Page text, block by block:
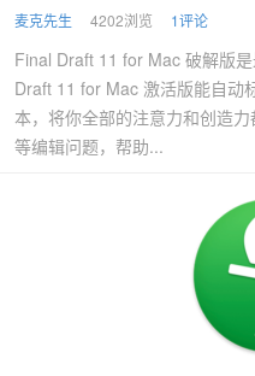
麦克先生 4202浏览 1评论
Final Draft 11 for Mac 破解版
Draft 11 for Mac 激活版能自动
本，将你全部的注意力和创造
等编辑问题，帮助...